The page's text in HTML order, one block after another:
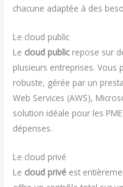
chacune adaptée à des
Le cloud public
Le cloud publicrepose sur
plusieurs entreprises. Vous
robuste, gérée par un
Web Services (AWS),
solution idéale pour les
dépenses.
Le cloud privé
Le cloud privé est